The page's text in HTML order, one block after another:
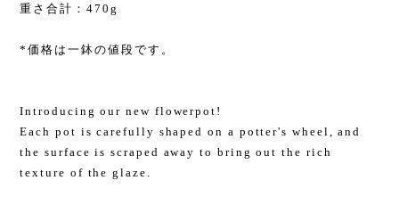
重さ合計：470g
*価格は一鉢の値段です。
Introducing our new flowerpot!
Each pot is carefully shaped on a potter's wheel, and
the surface is scraped away to bring out the rich
texture of the glaze.